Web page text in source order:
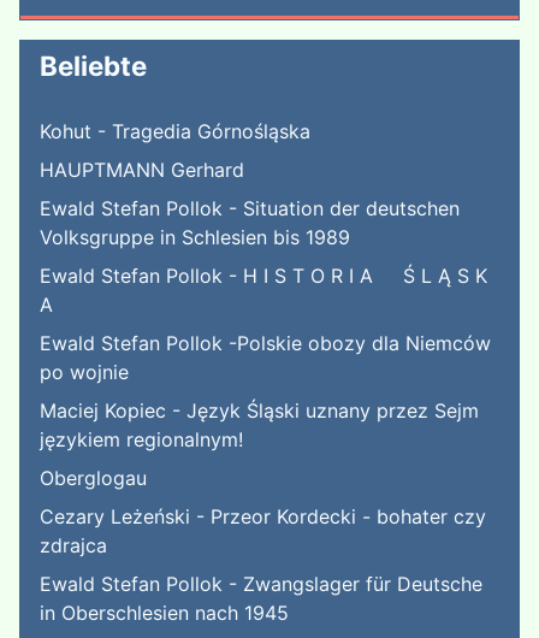
Beliebte
Kohut - Tragedia Górnośląska
HAUPTMANN Gerhard
Ewald Stefan Pollok - Situation der deutschen
Volksgruppe in Schlesien bis 1989
Ewald Stefan Pollok - H I S T O R I A Ś L Ą S K
A
Ewald Stefan Pollok -Polskie obozy dla Niemców
po wojnie
Maciej Kopiec - Język Śląski uznany przez Sejm
językiem regionalnym!
Oberglogau
Cezary Leżeński - Przeor Kordecki - bohater czy
zdrajca
Ewald Stefan Pollok - Zwangslager für Deutsche
in Oberschlesien nach 1945